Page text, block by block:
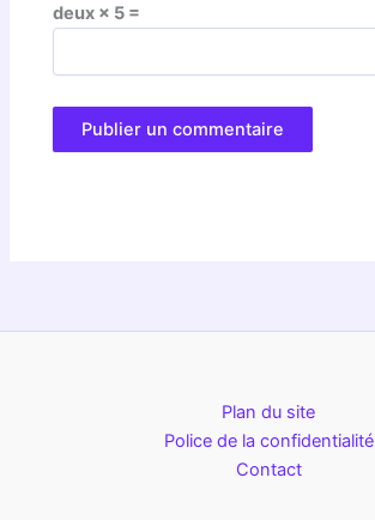
deux × 5 =
Plan du site
Police de la confidentialité
Contact